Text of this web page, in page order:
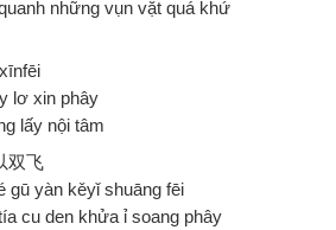
những vụn vặt quá khứ
lơ xin phây
lấy nội tâm
双飞
gū yàn kěyǐ shuāng fēi
cu den khửa ỉ soang phây